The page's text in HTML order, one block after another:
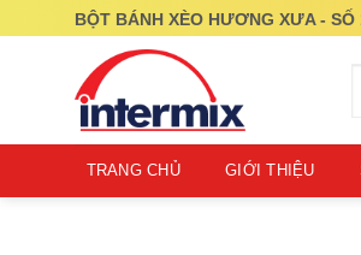
BỘT BÁNH XÈO HƯƠNG XƯA - SỐ
TRANG CHỦ GIỚI THIỆU